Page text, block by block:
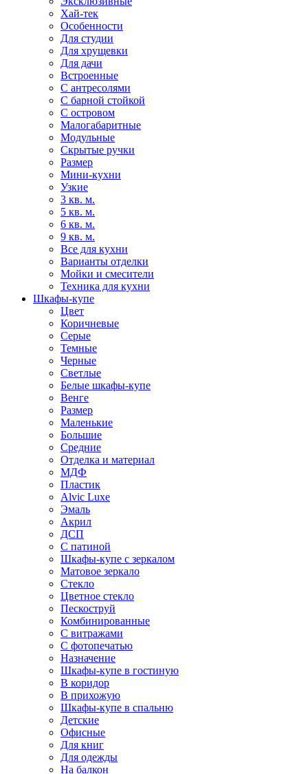
Хай-тек
Особенности
Для студии
Для хрущевки
Для дачи
Встроенные
С антресолями
С барной стойкой
С островом
Малогабаритные
Модульные
Скрытые ручки
Размер
Мини-кухни
Узкие
3 кв. м.
5 кв. м.
6 кв. м.
9 кв. м.
Все для кухни
Варианты отделки
Мойки и смесители
Техника для кухни
Шкафы-купе
Цвет
Коричневые
Серые
Темные
Черные
Светлые
Белые шкафы-купе
Венге
Размер
Маленькие
Большие
Средние
Отделка и материал
МДФ
Пластик
Alvic Luxe
Эмаль
Акрил
ДСП
С патиной
Шкафы-купе с зеркалом
Матовое зеркало
Стекло
Цветное стекло
Пескоструй
Комбинированные
С витражами
С фотопечатью
Назначение
Шкафы-купе в гостиную
В коридор
В прихожую
Шкафы-купе в спальню
Детские
Офисные
Для книг
Для одежды
На балкон